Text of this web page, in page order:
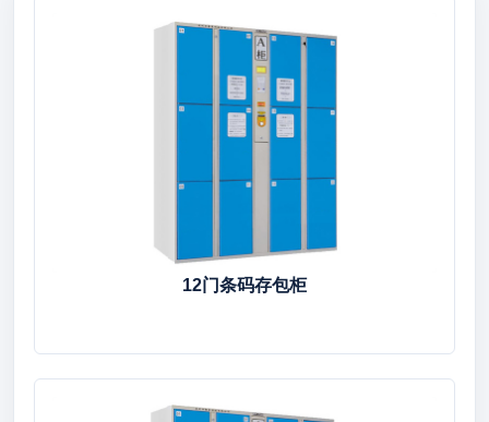
12门条码存包柜